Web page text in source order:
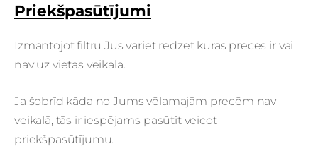
Priekšpasūtījumi
Izmantojot filtru Jūs variet redzēt kuras preces ir vai
nav uz vietas veikalā.
Ja šobrīd kāda no Jums vēlamajām precēm nav
veikalā, tās ir iespējams pasūtīt veicot
priekšpasūtījumu.